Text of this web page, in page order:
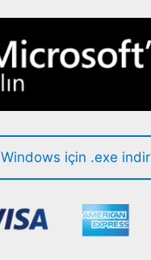
Windows için .exe indir